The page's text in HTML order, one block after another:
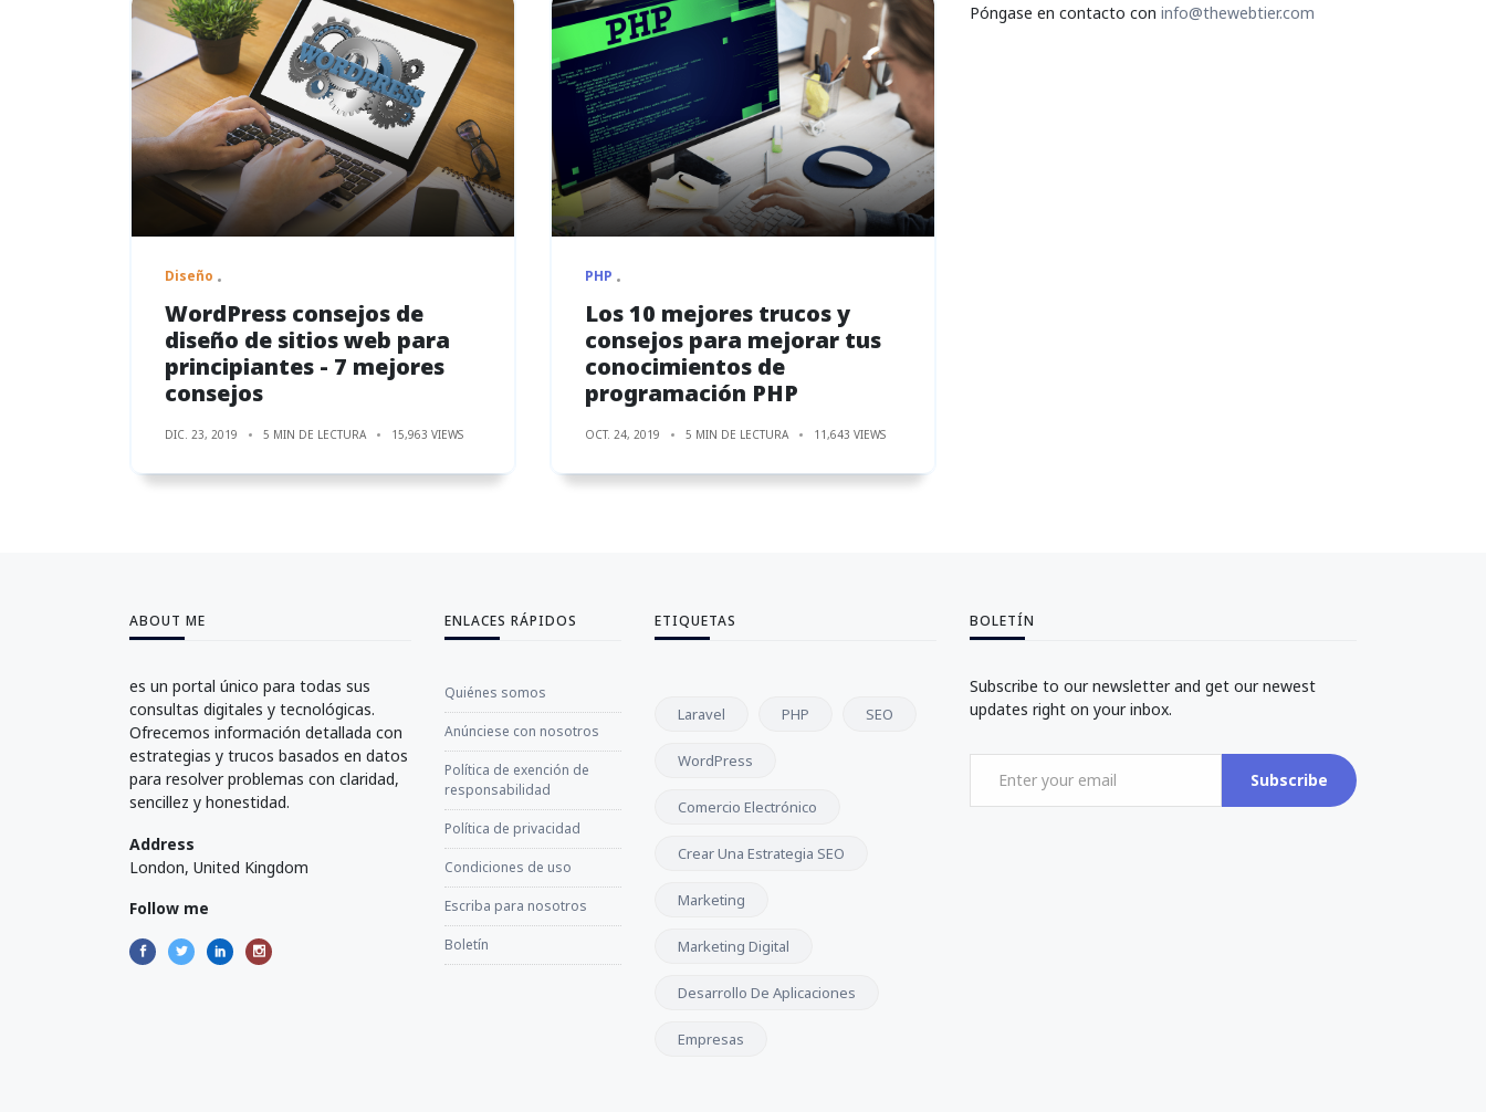
Diseño
WordPress consejos de
diseño de sitios web para
principiantes - 7 mejores
consejos
DIC. 23, 2019 5 MIN DE LECTURA 15,963 VIEWS
PHP
Los 10 mejores trucos y
consejos para mejorar tus
conocimientos de
programación PHP
OCT. 24, 2019 5 MIN DE LECTURA 11,643 VIEWS
Póngase en contacto con info@thewebtier.com
ABOUT ME
es un portal único para todas sus
consultas digitales y tecnológicas.
Ofrecemos información detallada con
estrategias y trucos basados en datos
para resolver problemas con claridad,
sencillez y honestidad.
Address
London, United Kingdom
Follow me
ENLACES RÁPIDOS
Quiénes somos
Anúnciese con nosotros
Política de exención de
responsabilidad
Política de privacidad
Condiciones de uso
Escriba para nosotros
Boletín
ETIQUETAS
Laravel PHP SEO
WordPress
Comercio Electrónico
Crear Una Estrategia SEO
Marketing
Marketing Digital
Desarrollo De Aplicaciones
Empresas
BOLETÍN
Subscribe to our newsletter and get our newest
updates right on your inbox.
Subscribe